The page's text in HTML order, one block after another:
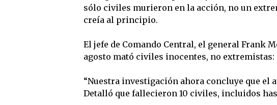
sólo civiles murieron en la acción, no un
creía al principio.
El jefe de Comando Central, el general Frank
agosto mató civiles inocentes, no extremistas:
“Nuestra investigación ahora concluye que el
Detalló que fallecieron 10 civiles, incluidos